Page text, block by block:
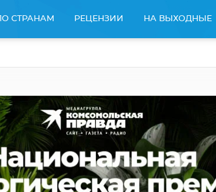
ПО СТРАНАМ РЕЦЕНЗИИ НА ВЫХОДНЫЕ